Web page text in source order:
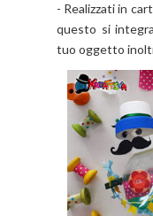
- Realizzati in
questo si
tuo oggetto